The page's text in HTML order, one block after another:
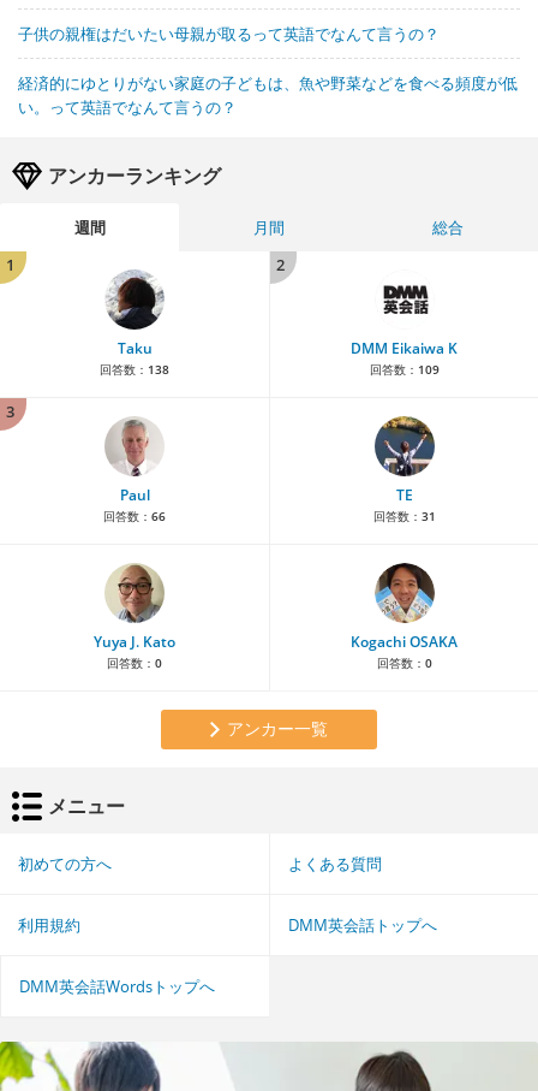
子供の親権はだいたい母親が取るって英語でなんて言うの？
経済的にゆとりがない家庭の子どもは、魚や野菜などを食べる頻度が低
い。って英語でなんて言うの？
アンカーランキング
週間 月間
総合
1
Taku
回答数： 138
2
DMM Eikaiwa K
回答数： 109
3
Paul
回答数： 66
TE
回答数： 31
Yuya J. Kato
回答数： 0
Kogachi OSAKA
回答数： 0
アンカー一覧
メニュー
初めての方へ よくある質問
利用規約 DMM英会話トップへ
DMM英会話Wordsトップへ